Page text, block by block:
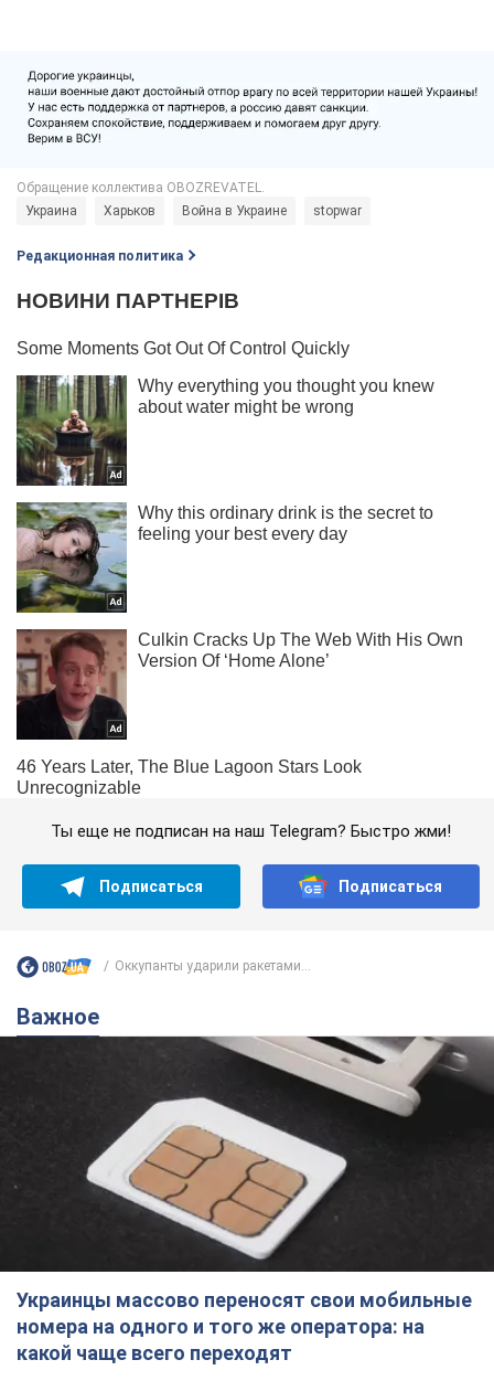
Украина Харьков Война в Украине stopwar
Редакционная политика
Ты еще не подписан на наш Telegram? Быстро жми!
Подписаться Подписаться
Оккупанты ударили ракетами...
Важное
Украинцы массово переносят свои мобильные
номера на одного и того же оператора: на
какой чаще всего переходят